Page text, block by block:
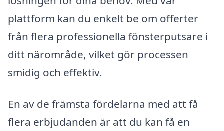
plattform kan du enkelt be om offerter
från flera professionella fönsterputsare i
ditt närområde, vilket gör processen
smidig och effektiv.
En av de främsta fördelarna med att få
flera erbjudanden är att du kan få en